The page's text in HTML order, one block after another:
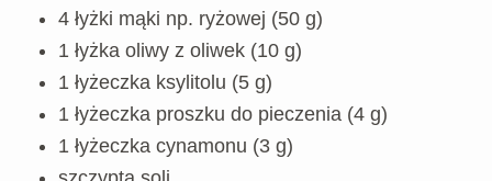
4 łyżki mąki np. ryżowej (50 g)
1 łyżka oliwy z oliwek (10 g)
1 łyżeczka ksylitolu (5 g)
1 łyżeczka proszku do pieczenia (4 g)
1 łyżeczka cynamonu (3 g)